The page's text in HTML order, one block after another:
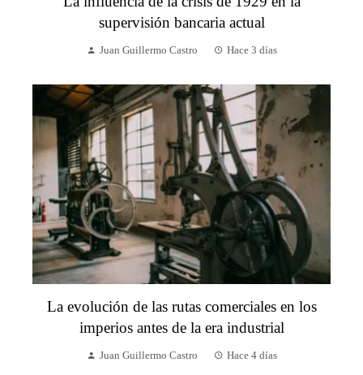
supervisión bancaria actual
Juan Guillermo Castro Hace 3 días
La evolución de las rutas comerciales en los
imperios antes de la era industrial
Juan Guillermo Castro Hace 4 días